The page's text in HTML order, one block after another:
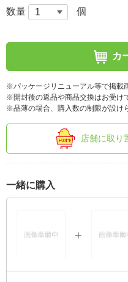
数量 個
カ
※パッケージリニューアル等で掲載
※開封後の返品や商品交換はお受け
※品薄の場合、購入数の制限が設け
店舗に取り
一緒に購入